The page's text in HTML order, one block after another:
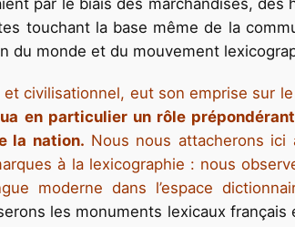
touchant la base même de la
du monde et du mouvement
civilisationnel, eut son emprise sur
en particulier un rôle
la nation. Nous nous attacherons ici
à la lexicographie : nous
moderne dans l’espace
les monuments lexicaux